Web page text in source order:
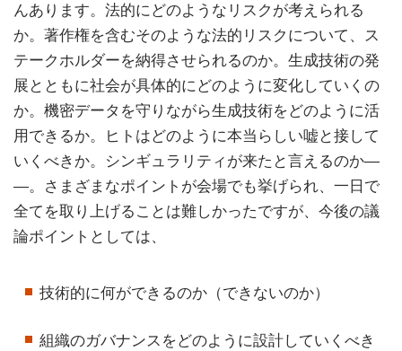
んあります。法的にどのようなリスクが考えられる
か。著作権を含むそのような法的リスクについて、ス
テークホルダーを納得させられるのか。生成技術の発
展とともに社会が具体的にどのように変化していくの
か。機密データを守りながら生成技術をどのように活
用できるか。ヒトはどのように本当らしい嘘と接して
いくべきか。シンギュラリティが来たと言えるのか―
―。さまざまなポイントが会場でも挙げられ、一日で
全てを取り上げることは難しかったですが、今後の議
論ポイントとしては、
技術的に何ができるのか（できないのか）
組織のガバナンスをどのように設計していくべき